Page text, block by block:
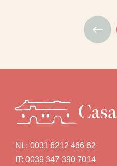
NL: 0031 6212 466 62
IT: 0039 347 390 7014